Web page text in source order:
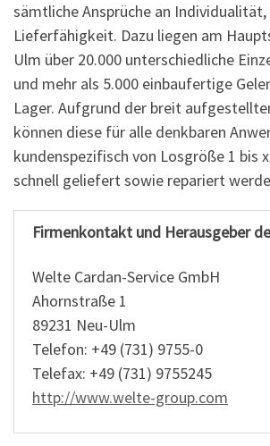
sämtliche Ansprüche an
Lieferfähigkeit. Dazu liegen am
Ulm über 20.000 unterschiedliche
und mehr als 5.000 einbaufertige
Lager. Aufgrund der breit
können diese für alle denkbaren
kundenspezifisch von Losgröße 1 bis
schnell geliefert sowie repariert
Firmenkontakt und Herausgeber
Welte Cardan-Service GmbH
Ahornstraße 1
89231 Neu-Ulm
Telefon: +49 (731) 9755-0
Telefax: +49 (731) 9755245
http://www.welte-group.com